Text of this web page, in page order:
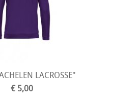
LACROSSE"
€ 5,00